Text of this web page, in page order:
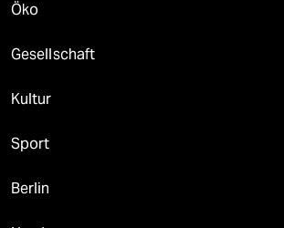
Öko
Gesellschaft
Kultur
Sport
Berlin